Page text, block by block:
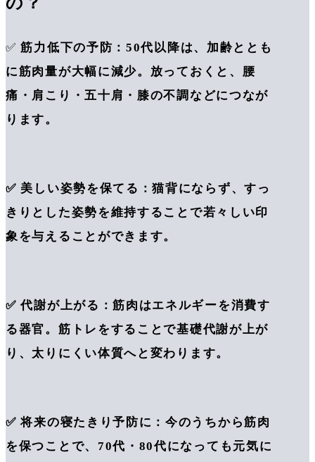
✅筋力低下の予防：50代以降は、加齢ととも
に筋肉量が大幅に減少。放っておくと、腰
痛・肩こり・五十肩・膝の不調などにつなが
ります。
✅ 美しい姿勢を保てる：猫背にならず、すっ
きりとした姿勢を維持することで若々しい印
象を与えることができます。
✅ 代謝が上がる：筋肉はエネルギーを消費す
る器官。筋トレをすることで基礎代謝が上が
り、太りにくい体質へと変わります。
✅ 将来の寝たきり予防に：今のうちから筋肉
を保つことで、70代・80代になっても元気に